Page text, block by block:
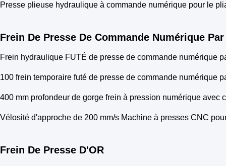
Presse plieuse hydraulique à commande numérique pour le
Frein De Presse De Commande Numérique
Frein hydraulique FUTÉ de presse de commande numérique
100 frein temporaire futé de presse de commande numérique
400 mm profondeur de gorge frein à pression numérique avec
Vélosité d'approche de 200 mm/s Machine à presses CNC
Frein De Presse D'OR